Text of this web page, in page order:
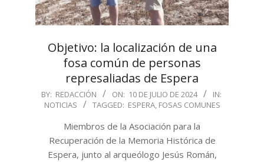
Objetivo: la localización de una
fosa común de personas
represaliadas de Espera
2024-
07-
BY: REDACCIÓN ON: 10 DE JULIO DE 2024
IN:
NOTICIAS
TAGGED: ESPERA, FOSAS COMUNES
Miembros de la Asociación para la
Recuperación de la Memoria Histórica de
Espera, junto al arqueólogo Jesús Román,